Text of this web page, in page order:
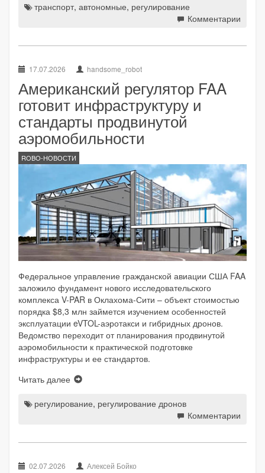
транспорт, автономные, регулирование
Комментарии
17.07.2026 handsome_robot
Американский регулятор FAA
готовит инфраструктуру и
стандарты продвинутой
аэромобильности
ROBO-НОВОСТИ
Федеральное управление гражданской авиации США FAA
заложило фундамент нового исследовательского
комплекса V-PAR в Оклахома-Сити – объект стоимостью
порядка $8,3 млн займется изучением особенностей
эксплуатации eVTOL-аэротакси и гибридных дронов.
Ведомство переходит от планирования продвинутой
аэромобильности к практической подготовке
инфраструктуры и ее стандартов.
Читать далее
регулирование, регулирование дронов
Комментарии
02.07.2026 Алексей Бойко